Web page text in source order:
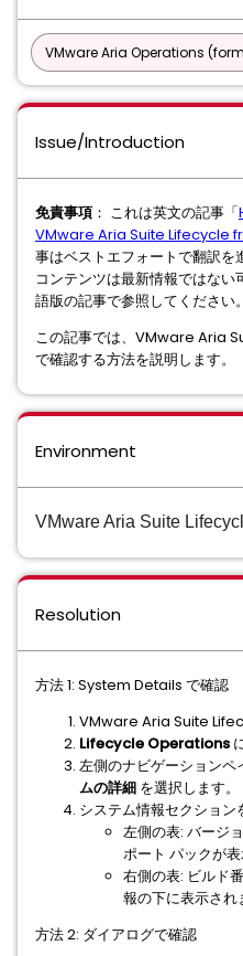
VMware Aria Operations
Issue/Introduction
免責事項 ： これは英文の記事「
VMware Aria Suite Lifecycle
事はベストエフォートで翻訳
コンテンツは最新情報ではな
語版の記事で参照してください。
この記事では、VMware Aria
で確認する方法を説明します。
Environment
VMware Aria Suite
Resolution
方法 1: System Details で確認
VMware Aria Suite
Lifecycle Operations
左側のナビゲーションペ
ムの詳細 を選択します。
システム情報セクション
左側の表: バージ
ポート パックが表
右側の表: ビルド
報の下に表示され
方法 2: ダイアログで確認